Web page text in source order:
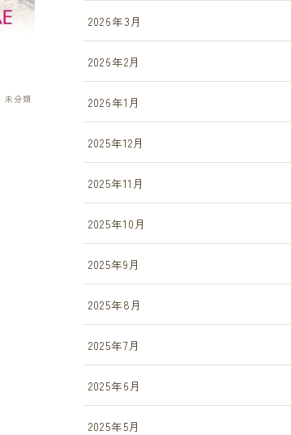
未分類
2026年3月
2026年2月
2026年1月
2025年12月
2025年11月
2025年10月
2025年9月
2025年8月
2025年7月
2025年6月
2025年5月